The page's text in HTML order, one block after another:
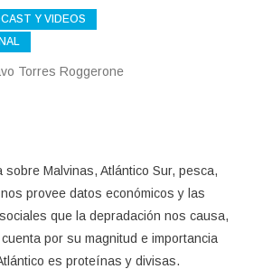
Y VIDEOS
Torres Roggerone
sobre Malvinas, Atlántico Sur, pesca,
provee datos económicos y las
que la depradación nos causa,
por su magnitud e importancia
es proteínas y divisas.